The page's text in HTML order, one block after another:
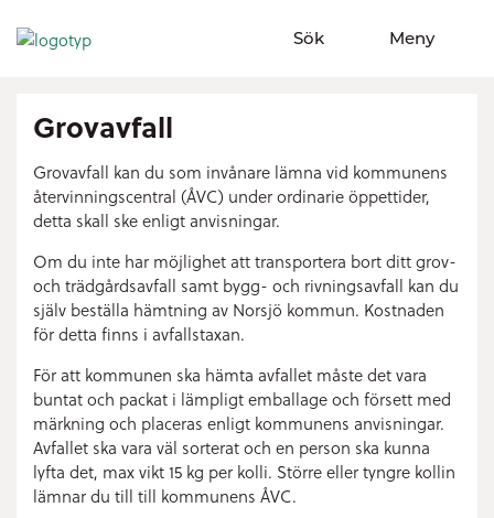
Sök
Visa sökfält Meny
Visa meny
Grovavfall
Grovavfall kan du som invånare lämna vid kommunens
återvinningscentral (ÅVC) under ordinarie öppettider,
detta skall ske enligt anvisningar.
Om du inte har möjlighet att transportera bort ditt grov-
och trädgårdsavfall samt bygg- och rivningsavfall kan du
själv beställa hämtning av Norsjö kommun. Kostnaden
för detta finns i avfallstaxan.
För att kommunen ska hämta avfallet måste det vara
buntat och packat i lämpligt emballage och försett med
märkning och placeras enligt kommunens anvisningar.
Avfallet ska vara väl sorterat och en person ska kunna
lyfta det, max vikt 15 kg per kolli. Större eller tyngre kollin
lämnar du till till kommunens ÅVC.